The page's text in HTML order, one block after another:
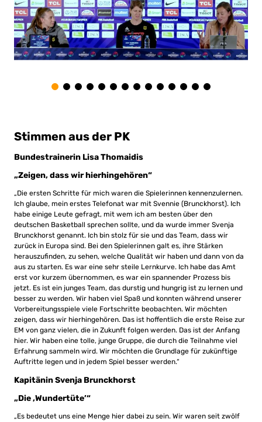
Stimmen aus der PK
Bundestrainerin Lisa Thomaidis
„Zeigen, dass wir hierhingehören“
„Die ersten Schritte für mich waren die Spielerinnen kennenzulernen.
Ich glaube, mein erstes Telefonat war mit Svennie (Brunckhorst). Ich
habe einige Leute gefragt, mit wem ich am besten über den
deutschen Basketball sprechen sollte, und da wurde immer Svenja
Brunckhorst genannt. Ich bin stolz für sie und das Team, dass wir
zurück in Europa sind. Bei den Spielerinnen galt es, ihre Stärken
herauszufinden, zu sehen, welche Qualität wir haben und dann von da
aus zu starten. Es war eine sehr steile Lernkurve. Ich habe das Amt
erst vor kurzem übernommen, es war ein spannender Prozess bis
jetzt. Es ist ein junges Team, das durstig und hungrig ist zu lernen und
besser zu werden. Wir haben viel Spaß und konnten während unserer
Vorbereitungsspiele viele Fortschritte beobachten. Wir möchten
zeigen, dass wir hierhingehören. Das ist hoffentlich die erste Reise zur
EM von ganz vielen, die in Zukunft folgen werden. Das ist der Anfang
hier. Wir haben eine tolle, junge Gruppe, die durch die Teilnahme viel
Erfahrung sammeln wird. Wir möchten die Grundlage für zukünftige
Auftritte legen und in jedem Spiel besser werden.“
Kapitänin Svenja Brunckhorst
„Die ‚Wundertüte’“
„Es bedeutet uns eine Menge hier dabei zu sein. Wir waren seit zwölf